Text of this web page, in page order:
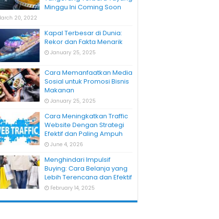
Minggu Ini Coming Soon
20, 2022
Kapal Terbesar di Dunia:
Rekor dan Fakta Menarik
January 25, 2025
Cara Memanfaatkan Media
Sosial untuk Promosi Bisnis
Makanan
January 25, 2025
Cara Meningkatkan Traffic
Website Dengan Strategi
Efektif dan Paling Ampuh
June 4, 2026
Menghindari Impulsif
Buying: Cara Belanja yang
Lebih Terencana dan Efektif
February 14, 2025